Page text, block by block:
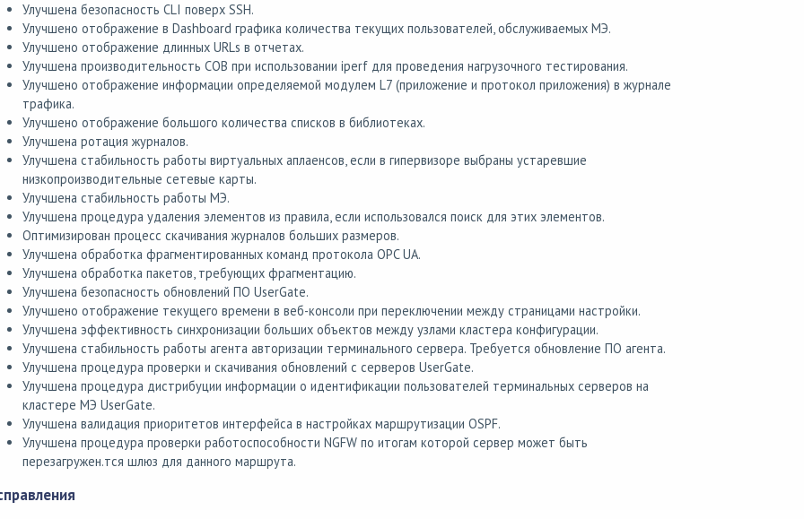
Улучшена безопасность CLI поверх SSH.
Улучшено отображение в Dashboard графика количества текущих пользователей, обслуживаемых МЭ.
Улучшено отображение длинных URLs в отчетах.
Улучшена производительность СОВ при использовании iperf для проведения нагрузочного тестирования.
Улучшено отображение информации определяемой модулем L7 (приложение и протокол приложения) в журнале
трафика.
Улучшено отображение большого количества списков в библиотеках.
Улучшена ротация журналов.
Улучшена стабильность работы виртуальных аплаенсов, если в гипервизоре выбраны устаревшие
низкопроизводительные сетевые карты.
Улучшена стабильность работы МЭ.
Улучшена процедура удаления элементов из правила, если использовался поиск для этих элементов.
Оптимизирован процесс скачивания журналов больших размеров.
Улучшена обработка фрагментированных команд протокола OPC UA.
Улучшена обработка пакетов, требующих фрагментацию.
Улучшена безопасность обновлений ПО UserGate.
Улучшено отображение текущего времени в веб-консоли при переключении между страницами настройки.
Улучшена эффективность синхронизации больших объектов между узлами кластера конфигурации.
Улучшена стабильность работы агента авторизации терминального сервера. Требуется обновление ПО агента.
Улучшена процедура проверки и скачивания обновлений с серверов UserGate.
Улучшена процедура дистрибуции информации о идентификации пользователей терминальных серверов на
кластере МЭ UserGate.
Улучшена валидация приоритетов интерфейса в настройках маршрутизации OSPF.
Улучшена процедура проверки работоспособности NGFW по итогам которой сервер может быть
перезагружен.тся шлюз для данного маршрута.